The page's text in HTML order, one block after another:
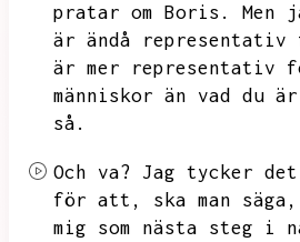
pratar om Boris.
Men
är ändå representativ
är mer representativ
människor än vad du är
så.
Och va? Jag tycker
för att,
ska man säga,
mig som nästa steg i